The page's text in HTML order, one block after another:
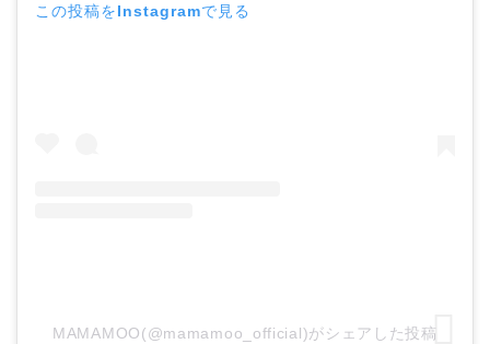
この投稿をInstagramで見る
MAMAMOO(@mamamoo_official)がシェアした投稿